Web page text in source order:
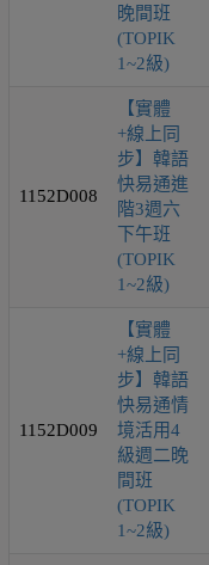
晚間班
(TOPIK
1~2級)
1152D008
【實體
+線上同
步】韓語
快易通進
階3週六
下午班
(TOPIK
1~2級)
1152D009
【實體
+線上同
步】韓語
快易通情
境活用4
級週二晚
間班
(TOPIK
1~2級)